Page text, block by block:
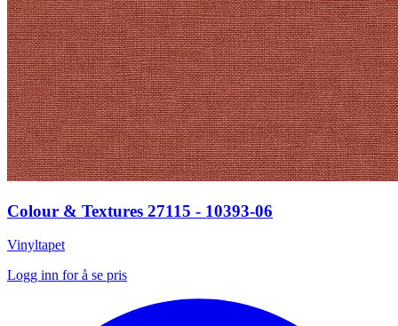
Colour & Textures 27115 - 10393-06
Vinyltapet
Logg inn for å se pris